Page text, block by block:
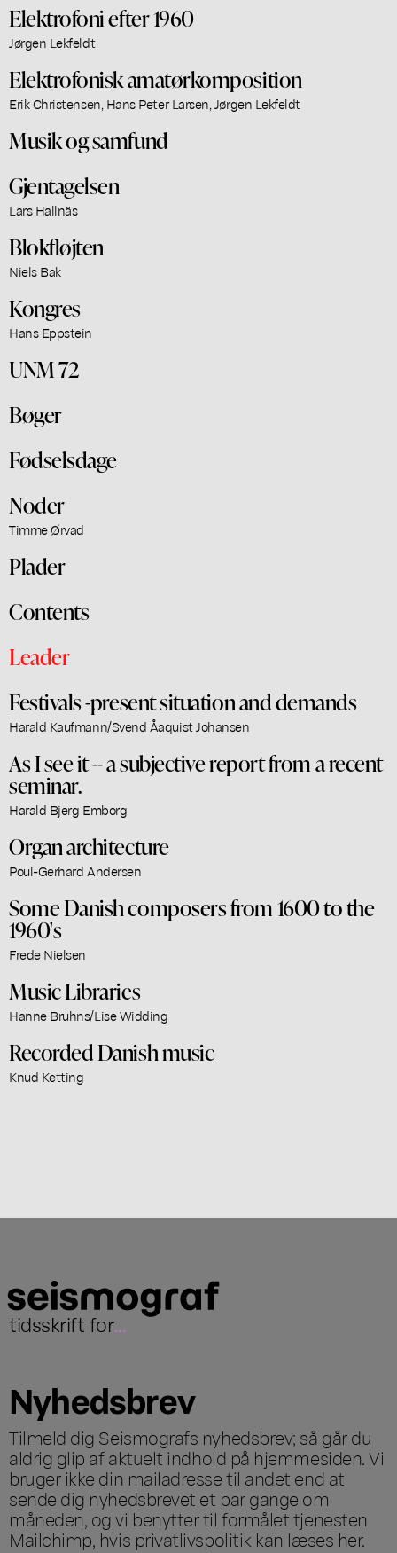
Elektrofoni efter 1960
Jørgen Lekfeldt
Elektrofonisk amatørkomposition
Erik Christensen, Hans Peter Larsen, Jørgen Lekfeldt
Musik og samfund
Gjentagelsen
Lars Hallnäs
Blokfløjten
Niels Bak
Kongres
Hans Eppstein
UNM 72
Bøger
Fødselsdage
Noder
Timme Ørvad
Plader
Contents
Leader
Festivals -present situation and demands
Harald Kaufmann/Svend Åaquist Johansen
As I see it -- a subjective report from a recent
seminar.
Harald Bjerg Emborg
Organ architecture
Poul-Gerhard Andersen
Some Danish composers from 1600 to the
1960's
Frede Nielsen
Music Libraries
Hanne Bruhns/Lise Widding
Recorded Danish music
Knud Ketting
tidsskrift for...
Nyhedsbrev
Tilmeld dig Seismografs nyhedsbrev; så går du
aldrig glip af aktuelt indhold på hjemmesiden. Vi
bruger ikke din mailadresse til andet end at
sende dig nyhedsbrevet et par gange om
måneden, og vi benytter til formålet tjenesten
Mailchimp, hvis privatlivspolitik kan læses her.